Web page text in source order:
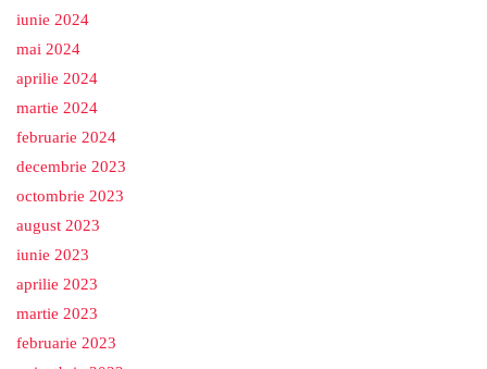
iunie 2024
mai 2024
aprilie 2024
martie 2024
februarie 2024
decembrie 2023
octombrie 2023
august 2023
iunie 2023
aprilie 2023
martie 2023
februarie 2023